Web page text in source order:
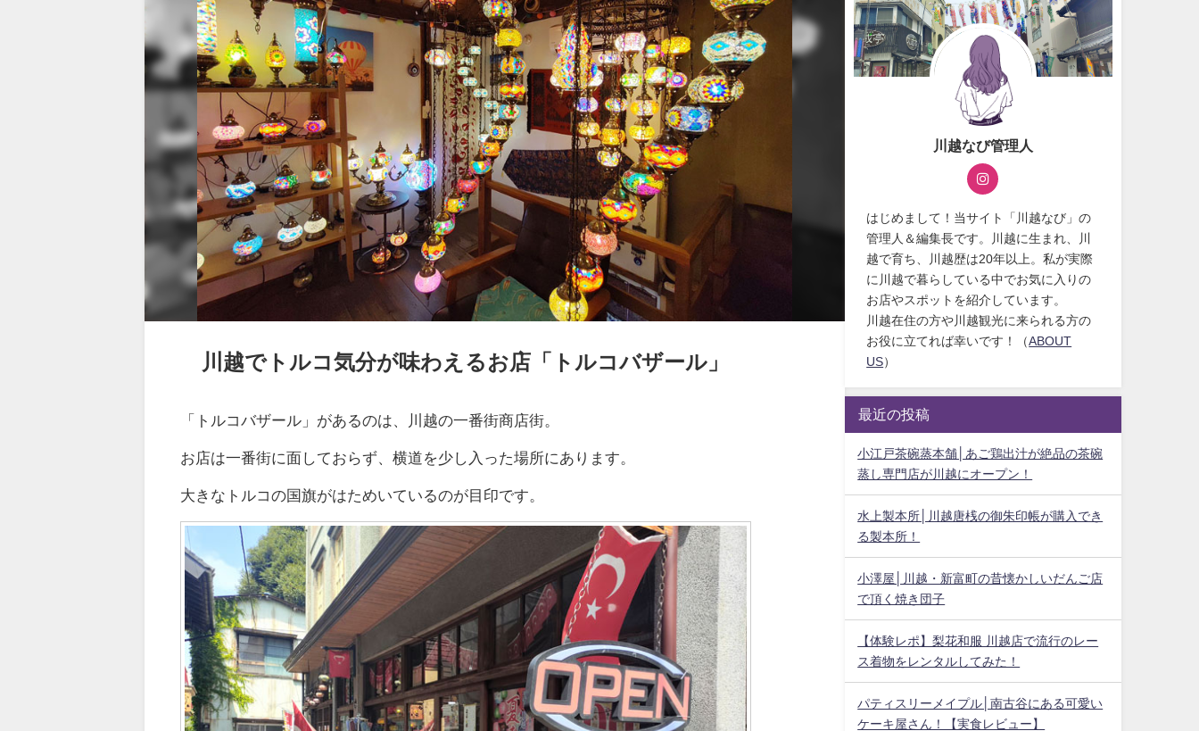
川越でトルコ気分が味わえるお店「トルコバザール」
「トルコバザール」があるのは、川越の一番街商店街。
お店は一番街に面しておらず、横道を少し入った場所にあります。
大きなトルコの国旗がはためいているのが目印です。
川越なび管理人
はじめまして！当サイト「川越なび」の
管理人＆編集長です。川越に生まれ、川
越で育ち、川越歴は20年以上。私が実際
に川越で暮らしている中でお気に入りの
お店やスポットを紹介しています。
川越在住の方や川越観光に来られる方の
お役に立てれば幸いです！（ABOUT
US）
最近の投稿
小江戸茶碗蒸本舗│あご鶏出汁が絶品の茶碗
蒸し専門店が川越にオープン！
水上製本所│川越唐桟の御朱印帳が購入でき
る製本所！
小澤屋│川越・新富町の昔懐かしいだんご店
で頂く焼き団子
【体験レポ】梨花和服 川越店で流行のレー
ス着物をレンタルしてみた！
パティスリーメイプル│南古谷にある可愛い
ケーキ屋さん！【実食レビュー】